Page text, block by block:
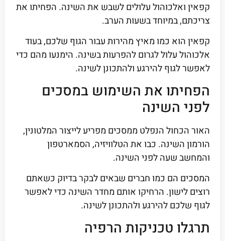
קפאין ואלכוהול עלולים לשבש את השינה. הפחיתו את
צריכתם, במיוחד בשעות הערב.
קפאין הוא כמו מאיץ מהירות עבור הגוף שלכם, בעוד
אלכוהול עלול לגרום להפרעות בשינה. הימנעו מהם כדי
לאפשר לגוף להירגע ולהתכונן לשינה.
הפחיתו את השימוש במסכים
לפני השינה
האור הכחול הנפלט ממסכים מפריע לייצור המלטונין,
הורמון השינה. כבו את הטלוויזיה, הסמארטפון
והמחשב שעה לפני השינה.
המסכים הם כמו חברים שבאים לבקר בדיוק כשאתם
רוצים לישון. הרחיקו אותם מחדר השינה כדי לאפשר
לגוף שלכם להירגע ולהתכונן לשינה.
תרגלו טכניקות הרפיה